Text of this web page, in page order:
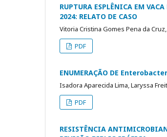
RUPTURA ESPLÊNICA EM
2024: RELATO DE CASO
Vitoria Cristina Gomes Pena da
PDF
ENUMERAÇÃO DE
Isadora Aparecida Lima, Laryssa
PDF
RESISTÊNCIA